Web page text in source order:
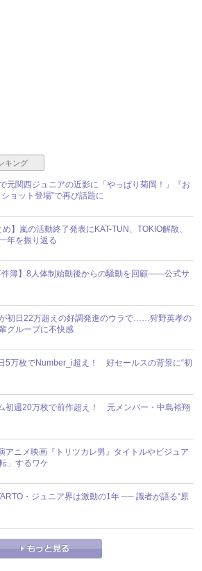
キング
元関西ジュニアの近影に「やっぱり菊岡！」『お
ョット登場”で再び話題に
め】嵐の活動終了発表にKAT-TUN、TOKIO解散、
年を振り返る
件簿】8人体制始動後からの騒動を回顧――公式サ
初日22万超えの好調発進のウラで……狩野英孝の
グループに不快感
5万枚でNumber_i超え！ 好セールスの背景に“初
初週20万枚で前作超え！ 元メンバー・中島裕翔
アニメ映画『トリツカレ男』タイトルやビジュア
」するワケ
・ジュニア界は激動の1年 ── 識者が語る“原